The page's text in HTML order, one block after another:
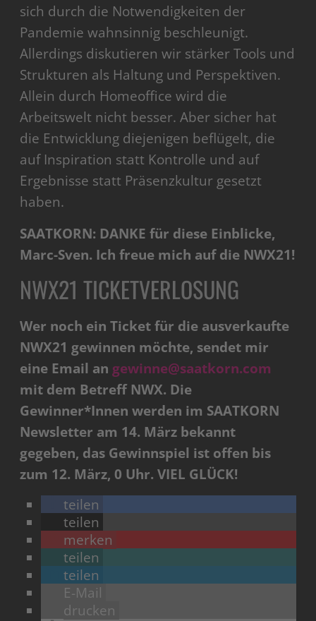
sich durch die Notwendigkeiten der
Pandemie wahnsinnig beschleunigt.
Allerdings diskutieren wir stärker Tools und
Strukturen als Haltung und Perspektiven.
Allein durch Homeoffice wird die
Arbeitswelt nicht besser. Aber sicher hat
die Entwicklung diejenigen beflügelt, die
auf Inspiration statt Kontrolle und auf
Ergebnisse statt Präsenzkultur gesetzt
haben.
SAATKORN: DANKE für diese Einblicke,
Marc-Sven. Ich freue mich auf die NWX21!
NWX21 TICKETVERLOSUNG
Wer noch ein Ticket für die ausverkaufte
NWX21 gewinnen möchte, sendet mir
eine Email an gewinne@saatkorn.com
mit dem Betreff NWX. Die
Gewinner*Innen werden im SAATKORN
Newsletter am 14. März bekannt
gegeben, das Gewinnspiel ist offen bis
zum 12. März, 0 Uhr. VIEL GLÜCK!
teilen
teilen
merken
teilen
teilen
E-Mail
drucken